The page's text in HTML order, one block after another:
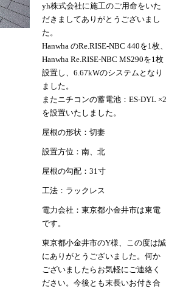
yh株式会社に施工のご用命をいた
だきましてありがとうございまし
た。
Hanwha のRe.RISE-NBC 440を1枚、
Hanwha Re.RISE-NBC MS290を1枚
設置し、6.67kWのシステムとなり
ました。
またニチコンの蓄電池：ES-DYL ×2
を設置いたしました。
屋根の形状：切妻
設置方位：南、北
屋根の勾配：31寸
工法：ラックレス
電力会社：東京都小金井市は東電
です。
東京都小金井市のY様、この度は誠
にありがとうございました。何か
ございましたらお気軽にご連絡く
ださい。今後とも末長いお付き合